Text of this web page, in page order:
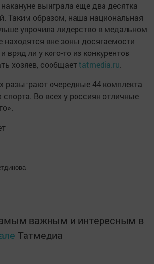
выиграла еще два десятка
Таким образом, наша национальная
упрочила лидерство в медальном
находятся вне зоны досягаемости
вряд ли у кого-то из конкурентов
хозяев, сообщаетtatmedia.ru.
разыграют очередные 44 комплекта
спорта. Во всех у россиян отличные
важным и интересным в
Татмедиа